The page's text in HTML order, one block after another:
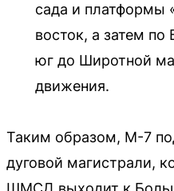
сада и платформы
восток, а затем по
юг до Широтной
движения.
Таким образом, М-7
дуговой магистрали,